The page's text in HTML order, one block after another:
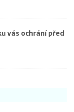
vás ochrání před